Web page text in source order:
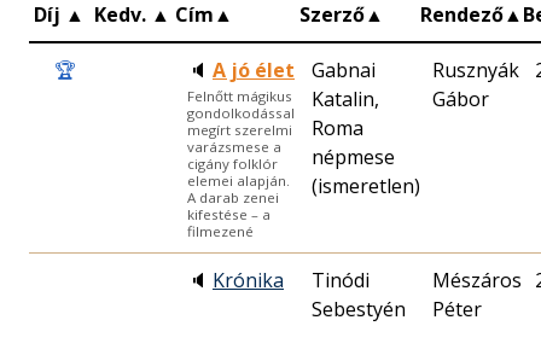
Díj ▲ Kedv. ▲ Cím▲ Szerző▲ Rendező▲
🏆 🔈 A jó élet
Felnőtt mágikus
gondolkodással
megírt szerelmi
varázsmese a
cigány folklór
elemei alapján.
A darab zenei
kifestése – a
filmezené
Gabnai
Katalin,
Roma
népmese
(ismeretlen)
Rusznyák
Gábor
🔈 Krónika
Tinódi
Sebestyén
Mészáros
Péter